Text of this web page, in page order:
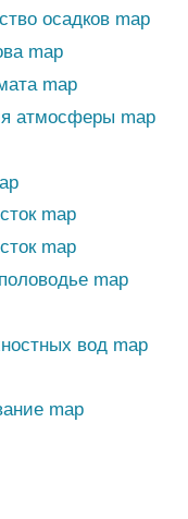
осадков map
map
map
атмосферы map
map
map
map
вод map
map